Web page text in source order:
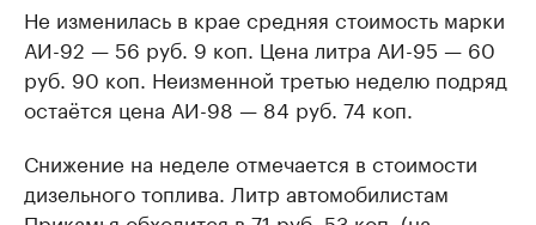
Не изменилась в крае средняя стоимость марки
АИ-92 — 56 руб. 9 коп. Цена литра АИ-95 — 60
руб. 90 коп. Неизменной третью неделю подряд
остаётся цена АИ-98 — 84 руб. 74 коп.
Снижение на неделе отмечается в стоимости
дизельного топлива. Литр автомобилистам